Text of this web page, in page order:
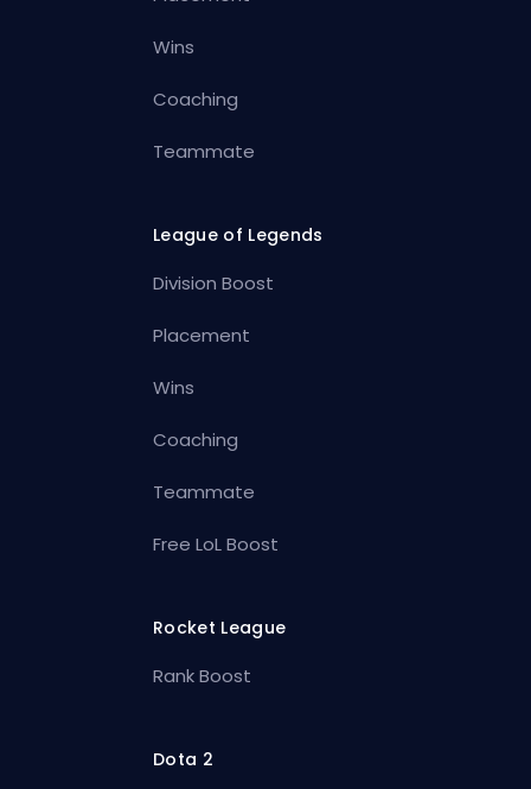
Wins
Coaching
Teammate
League of Legends
Division Boost
Placement
Wins
Coaching
Teammate
Free LoL Boost
Rocket League
Rank Boost
Dota 2